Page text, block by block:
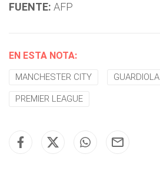
FUENTE: AFP
EN ESTA NOTA:
MANCHESTER CITY GUARDIOLA
PREMIER LEAGUE